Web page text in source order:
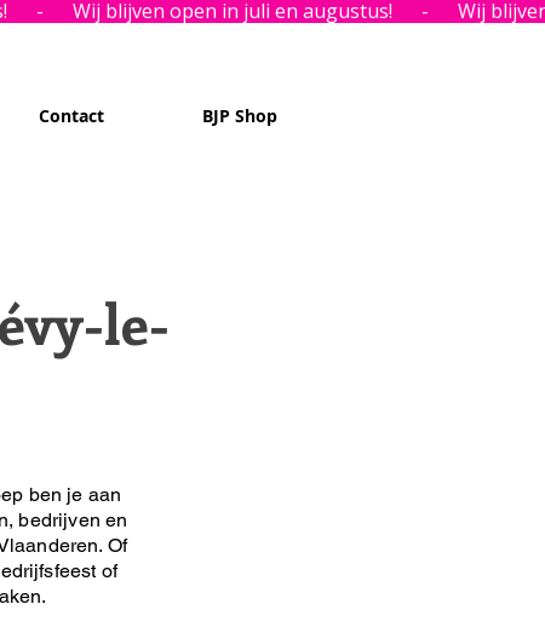
Contact BJP Shop
le-
ben je aan
bedrijven en
Of
of